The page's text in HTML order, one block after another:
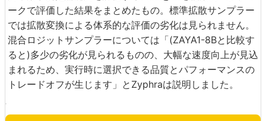
ークで評価した結果をまとめたもの。標準拡散サンプラー
では拡散変換による体系的な評価の劣化は見られません。
混合ロジットサンプラーについては「(ZAYA1-8Bと比較す
ると)多少の劣化が見られるものの、大幅な速度向上が見込
まれるため、実行時に選択できる品質とパフォーマンスの
トレードオフが生じます」とZyphraは説明しました。